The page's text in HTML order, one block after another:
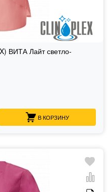
ВИТА Лайт светло-
В КОРЗИНУ